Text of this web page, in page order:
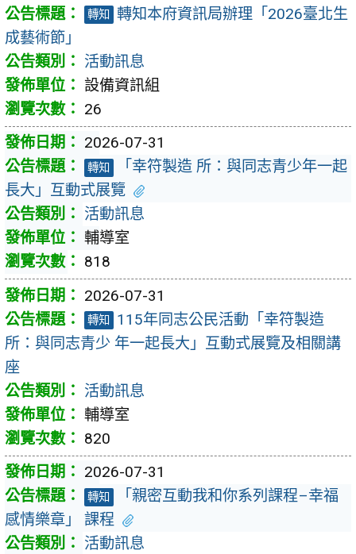
轉知
轉知本府資訊局辦理「2026臺北生
成藝術節」
活動訊息
設備資訊組
26
2026-07-31
轉知
「幸符製造 所：與同志青少年一起
長大」互動式展覽
活動訊息
輔導室
818
2026-07-31
轉知
115年同志公民活動「幸符製造
所：與同志青少 年一起長大」互動式展覽及相關講
座
活動訊息
輔導室
820
2026-07-31
轉知
「親密互動我和你系列課程–幸福
感情樂章」 課程
活動訊息